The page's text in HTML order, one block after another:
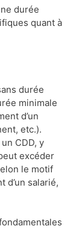
durée
quant à
durée
minimale
d’un
etc.).
CDD, y
excéder
le motif
d’un salarié,